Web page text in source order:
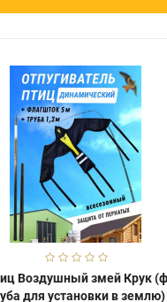
Воздушный змей Крук
для установки в землю)